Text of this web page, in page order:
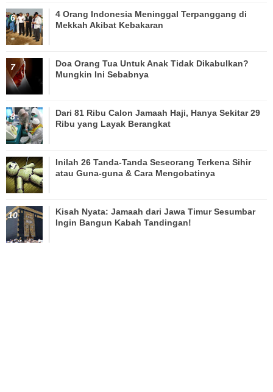
4 Orang Indonesia Meninggal Terpanggang di
Mekkah Akibat Kebakaran
Doa Orang Tua Untuk Anak Tidak Dikabulkan?
Mungkin Ini Sebabnya
Dari 81 Ribu Calon Jamaah Haji, Hanya Sekitar 29
Ribu yang Layak Berangkat
Inilah 26 Tanda-Tanda Seseorang Terkena Sihir
atau Guna-guna & Cara Mengobatinya
Kisah Nyata: Jamaah dari Jawa Timur Sesumbar
Ingin Bangun Kabah Tandingan!